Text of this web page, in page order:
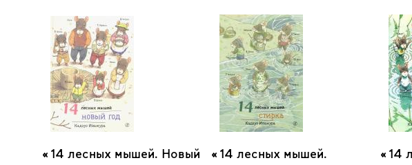
14 лесных мышей. Новый
14 лесных мышей.
14